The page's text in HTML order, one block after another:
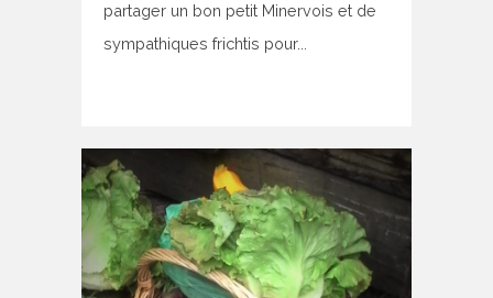
partager un bon petit Minervois et de
sympathiques frichtis pour...